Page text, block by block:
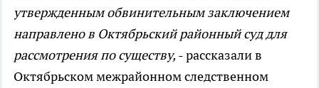
утвержденным обвинительным заключением
направлено в Октябрьский районный суд для
рассмотрения по существу, - рассказали в
Октябрьском межрайонном следственном